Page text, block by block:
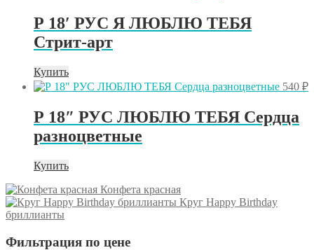
Р 18′ РУС Я ЛЮБЛЮ ТЕБЯ
Стрит-арт
Купить
540 ₽
Р 18″ РУС ЛЮБЛЮ ТЕБЯ Сердца
разноцветные
Купить
Конфета красная
Круг Happy Birthday
бриллианты
Фильтрация по цене